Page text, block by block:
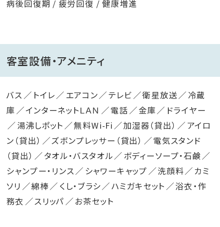
病後回復期 / 疲労回復 / 健康増進
客室設備・アメニティ
バス トイレ エアコン テレビ 衛星放送
冷蔵
庫
インターネットＬＡＮ 電話 金庫
ドライヤー
湯沸しポット
無料Wi-Fi 加湿器（貸出）
アイロ
ン（貸出）
ズボンプレッサー（貸出）
電気スタンド
（貸出）
タオル・バスタオル
ボディーソープ・石鹸
シャンプー・リンス
シャワーキャップ 洗顔料
カミ
ソリ
綿棒 くし・ブラシ ハミガキセット
浴衣・作
務衣
スリッパ お茶セット